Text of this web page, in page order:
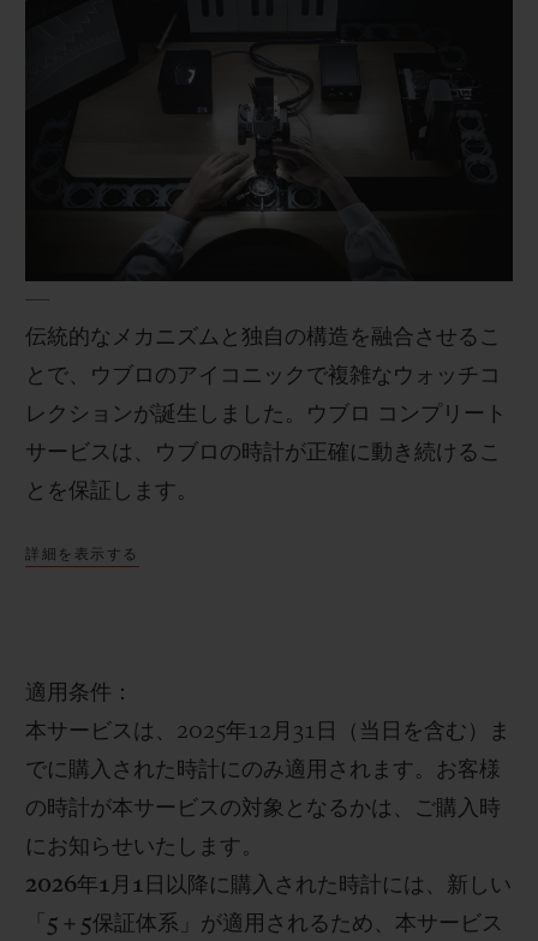
伝統的なメカニズムと独自の構造を融合させるこ
とで、ウブロのアイコニックで複雑なウォッチコ
レクションが誕生しました。ウブロ コンプリート
サービスは、ウブロの時計が正確に動き続けるこ
とを保証します。
無償コンプリートサービス（「サービス」）は、
り、1回のみご利用いただけます。
詳細を表示する
適用条件：
本サービスは、 2025年12月 31 日（当日を含む）ま
でに購入された時計にのみ適用されます。お客様
の時計が本サービスの対象となるかは、ご購入時
にお知らせいたします。
2026年1月 1 日以降に購入された時計には、新しい
5 ＋ 5保証体系」が適用されるため、本サービス
ブティック検索